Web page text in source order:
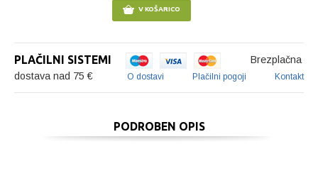
V KOŠARICO
PLAČILNI SISTEMI
Brezplačna
dostava nad 75 €
O dostavi Plačilni pogoji Kontakt
PODROBEN OPIS